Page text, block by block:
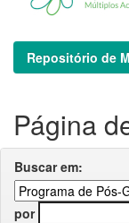
Repositório de
Página
Buscar em:
por